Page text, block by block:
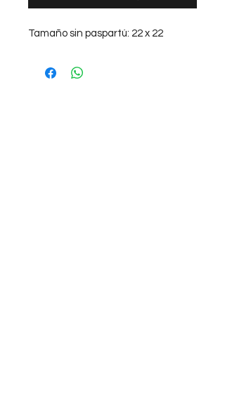
Tamaño sin paspartú: 22 x 22